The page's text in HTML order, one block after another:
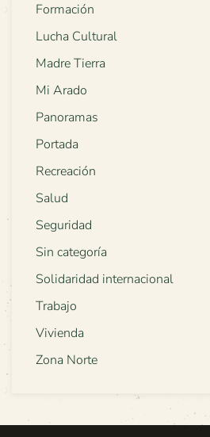
Formación
Lucha Cultural
Madre Tierra
Mi Arado
Panoramas
Portada
Recreación
Salud
Seguridad
Sin categoría
Solidaridad internacional
Trabajo
Vivienda
Zona Norte